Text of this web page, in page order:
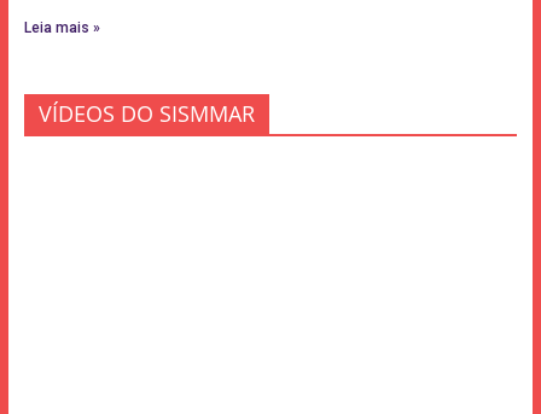
Leia mais »
VÍDEOS DO SISMMAR